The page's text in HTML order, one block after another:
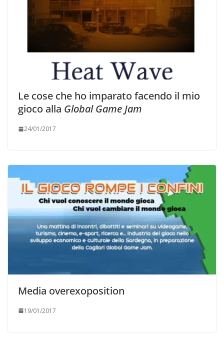
Le cose che ho imparato facendo il mio
gioco alla Global Game Jam
24/01/2017
Media overexoposition
19/01/2017